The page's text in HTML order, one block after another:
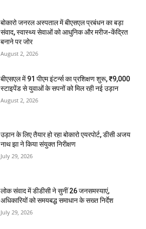
बोकारो जनरल अस्पताल में बीएसएल प्रबंधन का बड़ा
संवाद, स्वास्थ्य सेवाओं को आधुनिक और मरीज-केंद्रित
बनाने पर जोर
August 2, 2026
बीएसएल में 91 पीएम इंटर्न्स का प्रशिक्षण शुरू, ₹9,000
स्टाइपेंड से युवाओं के सपनों को मिल रही नई उड़ान
August 2, 2026
उड़ान के लिए तैयार हो रहा बोकारो एयरपोर्ट, डीसी अजय
नाथ झा ने किया संयुक्त निरीक्षण
July 29, 2026
लोक संवाद में डीडीसी ने सुनीं 26 जनसमस्याएं,
अधिकारियों को समयबद्ध समाधान के सख्त निर्देश
July 29, 2026